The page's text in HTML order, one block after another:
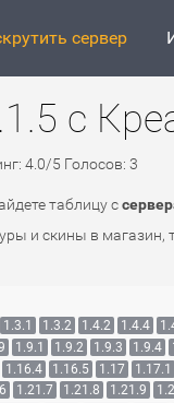
сервер
c
4.0/5 Голосов: 3
таблицу с
и скины в
1.3.1 1.3.2 1.4.2 1.4.4
1.9.1 1.9.2 1.9.3 1.9.4
1.16.4 1.16.5 1.17 1.17.1
1.21.7 1.21.8 1.21.9